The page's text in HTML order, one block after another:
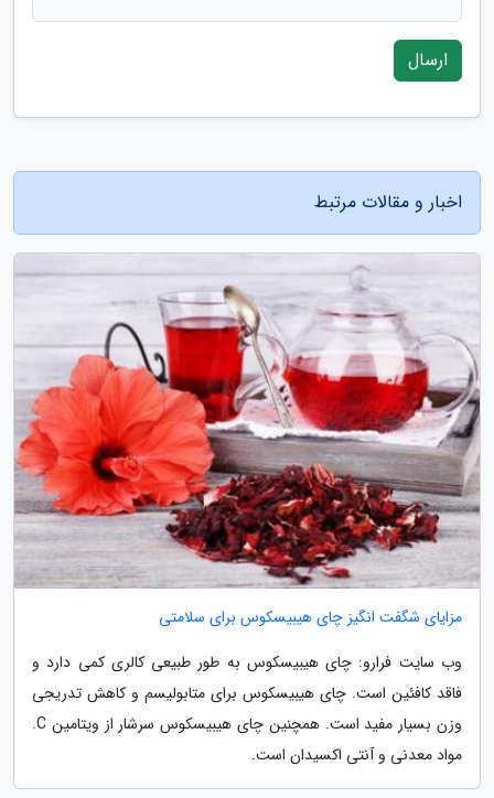
ارسال
اخبار و مقالات مرتبط
مزایای شگفت انگیز چای هیبیسکوس برای سلامتی
وب سایت فرارو: چای هیبیسکوس به طور طبیعی کالری کمی دارد و
فاقد کافئین است. چای هیبیسکوس برای متابولیسم و کاهش تدریجی
وزن بسیار مفید است. همچنین چای هیبیسکوس سرشار از ویتامین C.
مواد معدنی و آنتی اکسیدان است.